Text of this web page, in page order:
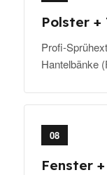
Polster +
Profi-
Hantelbänke
08
Fenster